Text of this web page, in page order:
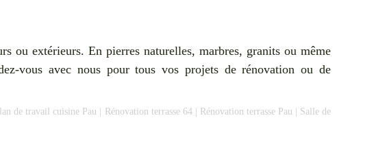
ou extérieurs. En pierres naturelles, marbres, granits ou même
vous avec nous pour tous vos projets de rénovation ou de
de travail cuisine Pau | Rénovation terrasse 64| Rénovation terrasse Pau | Salle de